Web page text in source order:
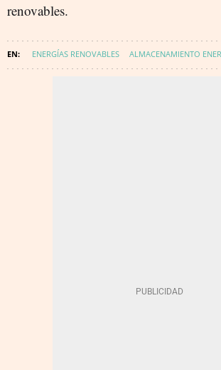
renovables.
ENERGÍAS RENOVABLES ALMACENAMIENTO